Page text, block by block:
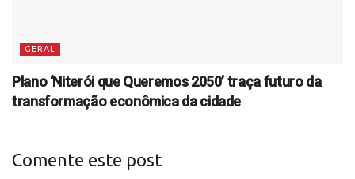
GERAL
Plano ‘Niterói que Queremos 2050’ traça futuro da
transformação econômica da cidade
Comente este post